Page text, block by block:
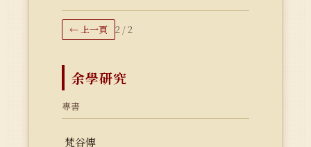
← 上一頁 2 / 2
余學研究
專書
梵谷傳